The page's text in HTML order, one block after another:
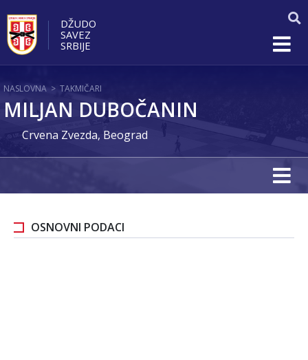
DŽUDO
SAVEZ
SRBIJE
NASLOVNA > TAKMIČARI
MILJAN DUBOČANIN
Crvena Zvezda, Beograd
OSNOVNI PODACI